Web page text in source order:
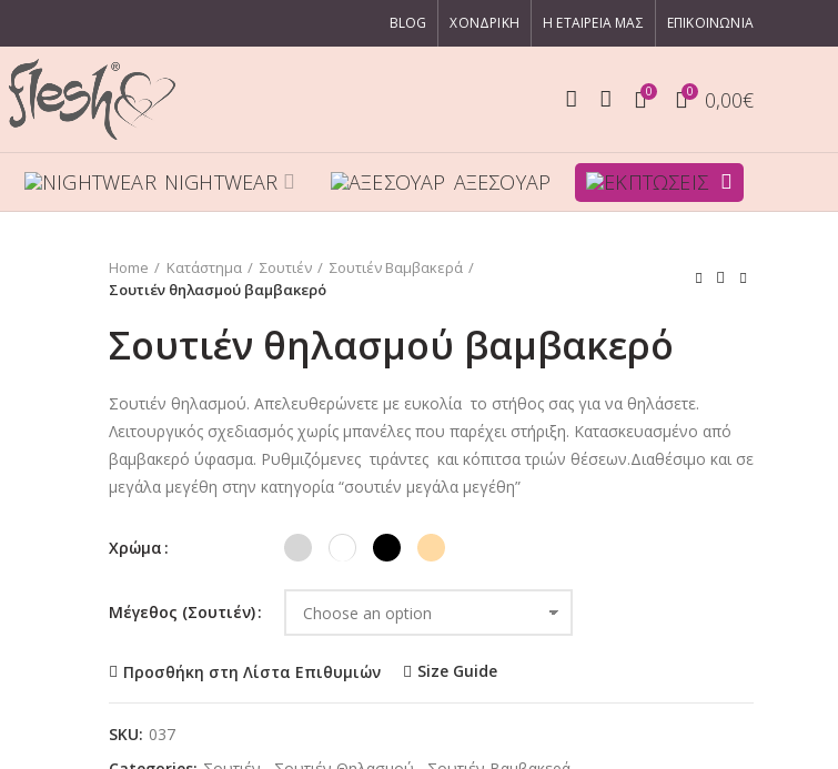
BLOG ΧΟΝΔΡΙΚΗ Η ΕΤΑΙΡΕΙΑ ΜΑΣ ΕΠΙΚΟΙΝΩΝΙΑ
0 0 0,00€
NIGHTWEAR ΑΞΕΣΟΥΑΡ
Home
Κατάστημα Σουτιέν
Σουτιέν Βαμβακερά
Σουτιέν θηλασμού βαμβακερό
Σουτιέν θηλασμού βαμβακερό
Σουτιέν θηλασμού. Απελευθερώνετε με ευκολία το στήθος σας για να θηλάσετε.
Λειτουργικός σχεδιασμός χωρίς μπανέλες που παρέχει στήριξη. Κατασκευασμένο από
βαμβακερό ύφασμα. Ρυθμιζόμενες τιράντες και κόπιτσα τριών θέσεων.Διαθέσιμο και σε
μεγάλα μεγέθη στην κατηγορία “σουτιέν μεγάλα μεγέθη”
Χρώμα
Μέγεθος (Σουτιέν)
Προσθήκη στη Λίστα Επιθυμιών Size Guide
SKU: 037